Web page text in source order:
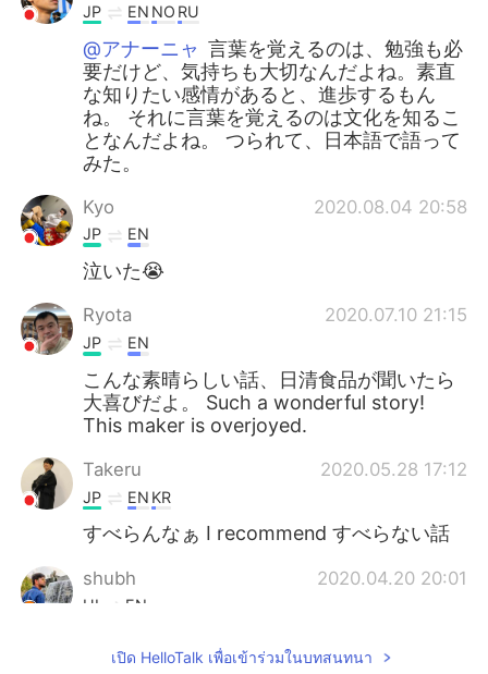
JP EN NO RU
@アナーニャ 言葉を覚えるのは、勉強も必
要だけど、気持ちも大切なんだよね。素直
な知りたい感情があると、進歩するもん
ね。 それに言葉を覚えるのは文化を知るこ
となんだよね。 つられて、日本語で語って
みた。
Kyo 2020.08.04 20:58
JP EN
泣いた😭
Ryota 2020.07.10 21:15
JP EN
こんな素晴らしい話、日清食品が聞いたら
大喜びだよ。 Such a wonderful story!
This maker is overjoyed.
Takeru 2020.05.28 17:12
JP EN KR
すべらんなぁ I recommend すべらない話
shubh 2020.04.20 20:01
HI EN
เปิด HelloTalk เพื่อเข้าร่วมในบทสนทนา